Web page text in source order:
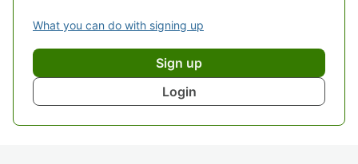
What you can do with signing up
Sign up
Login